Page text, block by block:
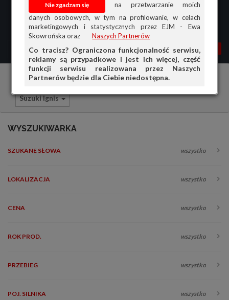
na przetwarzanie moich
danych osobowych, w tym na profilowanie, w celach
marketingowych i statystycznych przez EJM - Ewa
Skowrońska oraz
Naszych Partnerów
Co tracisz? Ograniczona funkcjonalność serwisu,
reklamy są przypadkowe i jest ich więcej, część
funkcji serwisu realizowana przez Naszych
Partnerów będzie dla Ciebie niedostępna.
MENU MOJA AG
PRZEGLĄD
Samochody osobowe Suzuki
Suzuki Ignis
WYSZUKIWARKA
SZUKANE SŁOWA wszystko
LOKALIZACJA wszystko
CENA wszystko
ROK PROD. wszystko
PRZEBIEG wszystko
POJ. SILNIKA wszystko